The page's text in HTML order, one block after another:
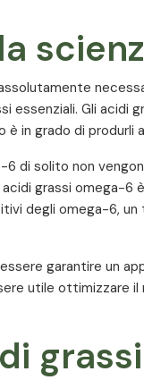
Gli acidi
è in grado di produrli
di solito non
grassi omega-6
degli omega-6, un
garantire un
utile ottimizzare